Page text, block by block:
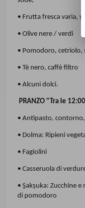
• Frutta fresca varia,
• Olive nere / verdi
• Pomodoro, cetriolo,
• Tè nero, caffè filtro
• Alcuni dolci.
PRANZO "Tra le
• Antipasto,
• Dolma: Ripieni
• Fagiolini
• Casseruola di
• Şakşuka: Zucchine
di pomodoro